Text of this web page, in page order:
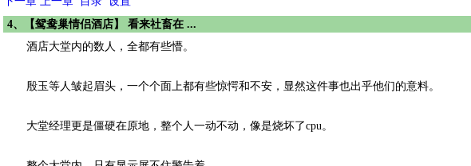
4、【鸳鸯巢情侣酒店】 看来社畜在 ...
酒店大堂内的数人，全都有些懵。
殷玉等人皱起眉头，一个个面上都有些惊愕和不安，显然这件事也出乎他们的意料。
大堂经理更是僵硬在原地，整个人一动不动，像是烧坏了cpu。